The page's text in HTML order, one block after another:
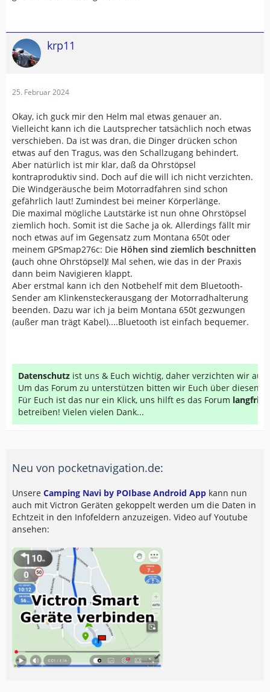
krp11
25. Februar 2024
Okay, ich guck mir den Helm mal etwas genauer an.
Vielleicht kann ich die Lautsprecher tatsächlich noch etwas
verschieben. Da ist was dran, die Dinger drücken schon
etwas auf den Tragus, was den Schallzugang behindert.
Aber natürlich ist mir klar, daß da Ohrstöpsel
kontraproduktiv sind. Doch auf die will ich nicht verzichten.
Die Windgeräusche beim Motorradfahren sind schon
gefährlich laut! Zumindest bei meiner Körperlänge.
Die maximal mögliche Lautstärke ist nun ohne Ohrstöpsel
ziemlich hoch. Somit ist die Sache ja ok. Allerdings fällt mir
noch etwas auf im Gegensatz zum Montana 650t oder
meinem GPSmap276c: Die Höhen sind ziemlich beschnitten
(auch ohne Ohrstöpsel)! Mal sehen, wie das in der Praxis
dann beim Navigieren klappt.
Aber erstmal kann ich den Notbehelf mit dem Bluetooth-
Sender am Klinkensteckerausgang der Motorradhalterung
beenden. Dazu war ich ja beim Montana 650t gezwungen
(außer man trägt Kabel)....Bluetooth ist einfach bequemer.
Datenschutz ist uns & Euch wichtig, daher verzichten wir auf
Um das Forum zu unterstützen bitten wir Euch über diesen
Für Euch ist das nur ein Klick, uns hilft es das Forum
betreiben! Vielen vielen Dank...
Neu von pocketnavigation.de:
Unsere Camping Navi by POIbase Android App kann nun
auch mit Victron Geräten gekoppelt werden um die Daten in
Echtzeit in den Infofeldern anzuzeigen. Video auf Youtube
ansehen: